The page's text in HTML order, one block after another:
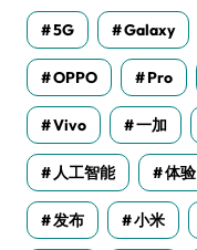
5G Galaxy
OPPO Pro
Vivo 一加
人工智能 体验
发布 小米